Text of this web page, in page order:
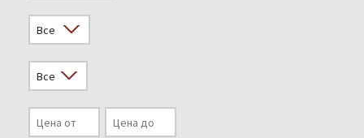
Предприятие
Услуги
Kонтакты